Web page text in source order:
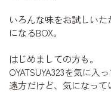
いろんな味をお試しいた
になるBOX。
はじめましての方も。
OYATSUYA323を気に入
遠方だけど、気になって